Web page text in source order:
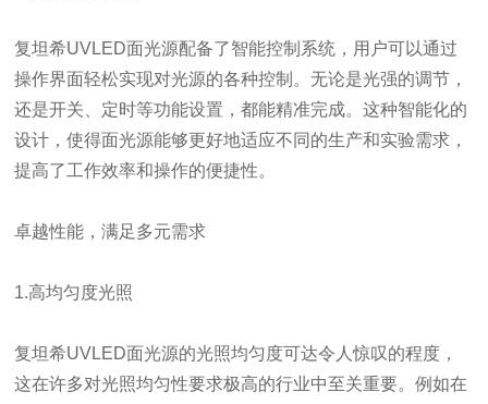
复坦希UVLED面光源配备了智能控制系统，用户可以通过
操作界面轻松实现对光源的各种控制。无论是光强的调节，
还是开关、定时等功能设置，都能精准完成。这种智能化的
设计，使得面光源能够更好地适应不同的生产和实验需求，
提高了工作效率和操作的便捷性。
卓越性能，满足多元需求
1.高均匀度光照
复坦希UVLED面光源的光照均匀度可达令人惊叹的程度，
这在许多对光照均匀性要求极高的行业中至关重要。例如在